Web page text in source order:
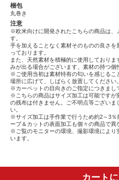
梱包
丸巻き
注意
※欧米向けに開発されたこちらの商品は、
す。
手を加えることなく素材そのものの良さ
っております。
また、天然素材を積極的に使用しており
みが出る場合がございます。素材の持つ個
※ご使用当初は素材特有の匂いを感じるこ
場所に広げて、しばらく放置してください。
※カーペットの目向きのご指定につきまし
※こちらの商品はサイズ加工は可能ですが
の残布は付きません。ご不明点等ございま
い。
※サイズ加工は手作業で行うため約2～3
ープ＆カットの表面加工も個々の商品で異
※ご覧のモニターの環境、撮影環境により
います。
カート